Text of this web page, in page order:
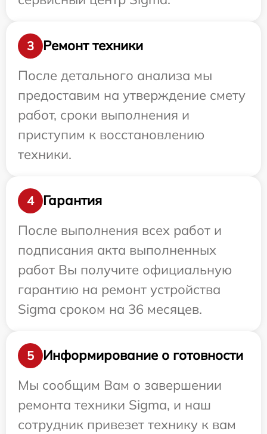
3
Ремонт техники
После детального анализа мы
предоставим на утверждение смету
работ, сроки выполнения и
приступим к восстановлению
техники.
4
Гарантия
После выполнения всех работ и
подписания акта выполненных
работ Вы получите официальную
гарантию на ремонт устройства
Sigma сроком на 36 месяцев.
5
Информирование о готовности
Мы сообщим Вам о завершении
ремонта техники Sigma, и наш
сотрудник привезет технику к вам